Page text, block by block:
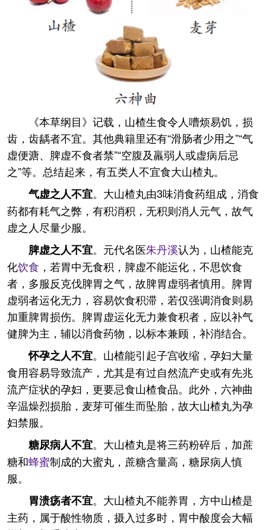
《本草纲目》记载，山楂生食令人嘈烦易饥，损
齿，齿龋者不宜。其他典籍里还有“滑肠者少用之”“气
虚便溏、脾虚不食者禁”“空腹及羸弱人或虚病后忌
之”等。总结起来，有五类人不宜食大山楂丸。
气虚之人不宜。大山楂丸由3味消食药组成，消食
药都有耗气之弊，有积消积，无积则消人元气，故气
虚之人尽量少服。
脾虚之人不宜。元代名医朱丹溪认为，山楂能克
化饮食 ，若胃中无食积，脾虚不能运化，不思饮食
者，多服反克伐脾胃之气，故脾胃虚弱者慎用。脾胃
虚弱者运化无力，容易饮食积滞，若仅强调消食则易
加重脾胃损伤。脾胃虚运化无力兼食积者，应以补气
健脾为主，辅以消食药物，以标本兼顾，补消结合。
怀孕之人不宜。山楂能引起子宫收缩，孕妇大量
食用容易导致流产，尤其是有过自然流产史或有先兆
流产症状的孕妇，更要忌食山楂食品。此外，六神曲
辛温燥烈损胎，麦芽可催生而坠胎，故大山楂丸为孕
妇禁服。
糖尿病人不宜。大山楂丸是将三药粉碎后，加蔗
糖和蜂蜜制成的大蜜丸，蔗糖含量高，糖尿病人慎
服。
胃溃疡者不宜。大山楂丸不能养胃，方中山楂是
主药，属于酸性物质，摄入过多时，胃中酸度会大幅